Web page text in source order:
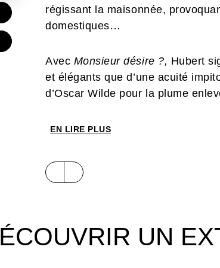
régissant la maisonnée,
domestiques…
Avec Monsieur désire ?, Hubert
et élégants que d’une acuité
d’Oscar Wilde pour la plume
grâce par la talentueuse Virginie
En fin d’ouvrage, un appendice
Prix Diagonale – Meilleur
EN LIRE PLUS
UN